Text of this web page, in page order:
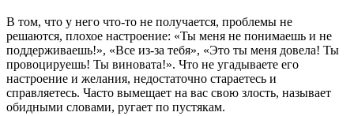
В том, что у него что-то не получается, проблемы не
решаются, плохое настроение: «Ты меня не понимаешь и не
поддерживаешь!», «Все из-за тебя», «Это ты меня довела! Ты
провоцируешь! Ты виновата!». Что не угадываете его
настроение и желания, недостаточно стараетесь и
справляетесь. Часто вымещает на вас свою злость, называет
обидными словами, ругает по пустякам.